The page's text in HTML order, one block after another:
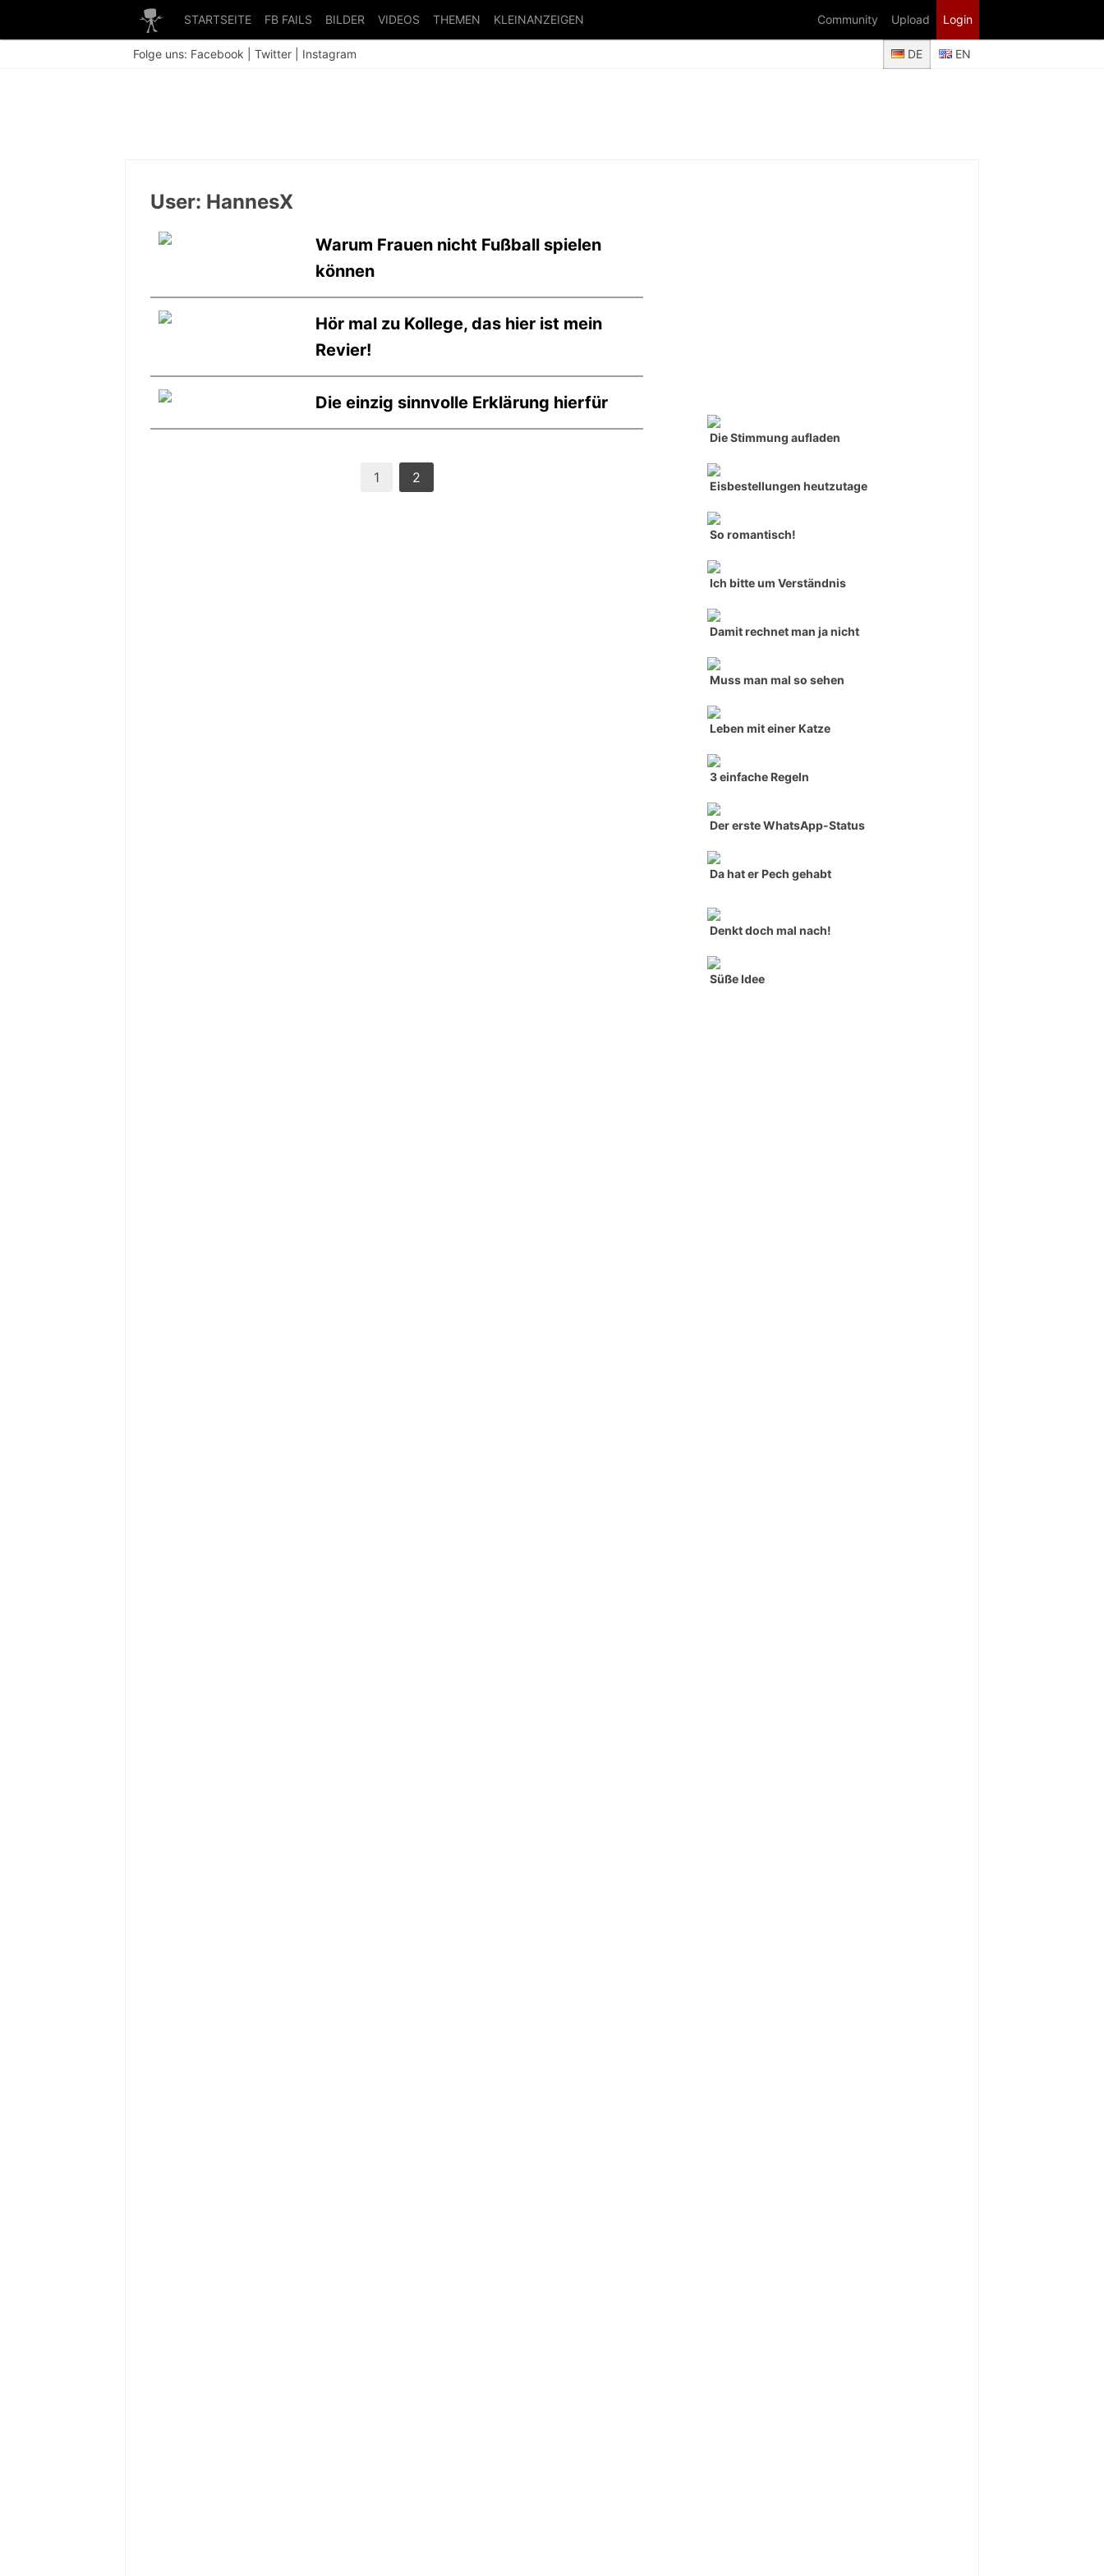
STARTSEITE FB FAILS BILDER VIDEOS THEMEN KLEINANZEIGEN Login
Upload
Community
Folge uns: Facebook Twitter Instagram DE EN
User: HannesX
Warum Frauen nicht Fußball spielen
können
Hör mal zu Kollege, das hier ist mein
Revier!
Die einzig sinnvolle Erklärung hierfür
1 2
Die Stimmung aufladen
Eisbestellungen heutzutage
So romantisch!
Ich bitte um Verständnis
Damit rechnet man ja nicht
Muss man mal so sehen
Leben mit einer Katze
3 einfache Regeln
Der erste WhatsApp-Status
Da hat er Pech gehabt
Denkt doch mal nach!
Süße Idee